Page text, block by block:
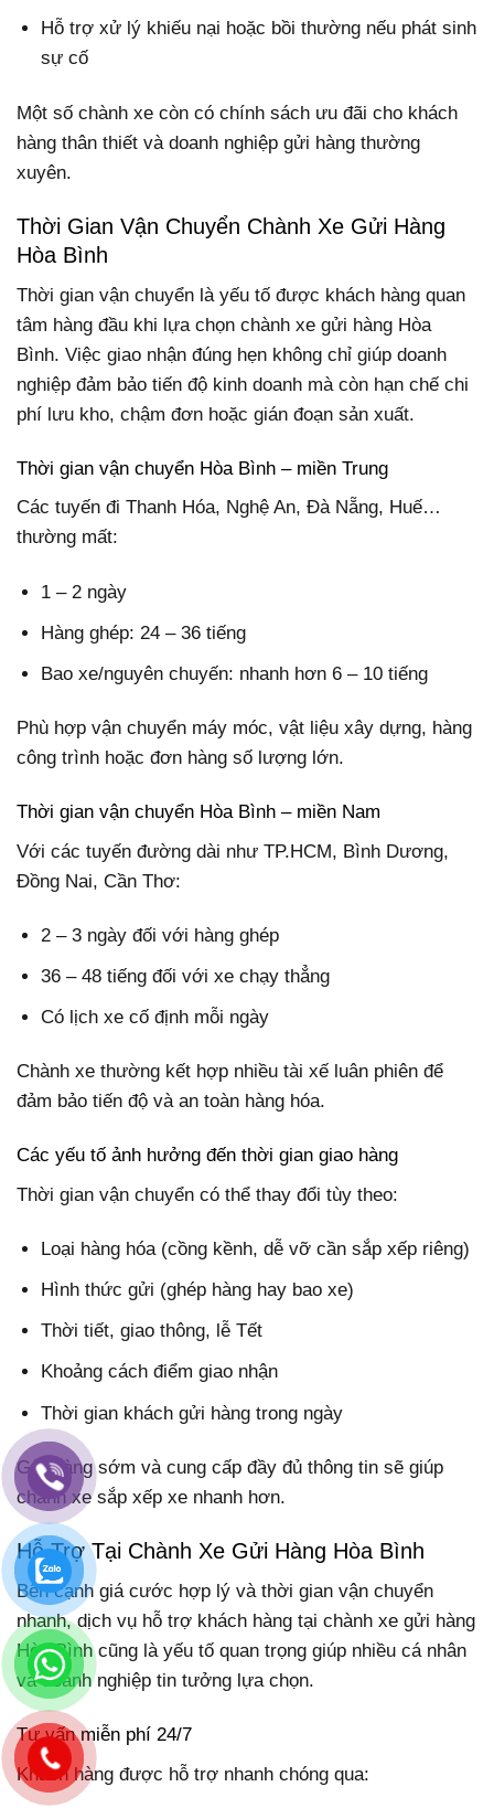
Hỗ trợ xử lý khiếu nại hoặc bồi thường nếu phát sinh
sự cố
Một số chành xe còn có chính sách ưu đãi cho khách
hàng thân thiết và doanh nghiệp gửi hàng thường
xuyên.
Thời Gian Vận Chuyển Chành Xe Gửi Hàng
Hòa Bình
Thời gian vận chuyển là yếu tố được khách hàng quan
tâm hàng đầu khi lựa chọn chành xe gửi hàng Hòa
Bình. Việc giao nhận đúng hẹn không chỉ giúp doanh
nghiệp đảm bảo tiến độ kinh doanh mà còn hạn chế chi
phí lưu kho, chậm đơn hoặc gián đoạn sản xuất.
Thời gian vận chuyển Hòa Bình – miền Trung
Các tuyến đi Thanh Hóa, Nghệ An, Đà Nẵng, Huế…
thường mất:
1 – 2 ngày
Hàng ghép: 24 – 36 tiếng
Bao xe/nguyên chuyến: nhanh hơn 6 – 10 tiếng
Phù hợp vận chuyển máy móc, vật liệu xây dựng, hàng
công trình hoặc đơn hàng số lượng lớn.
Thời gian vận chuyển Hòa Bình – miền Nam
Với các tuyến đường dài như TP.HCM, Bình Dương,
Đồng Nai, Cần Thơ:
2 – 3 ngày đối với hàng ghép
36 – 48 tiếng đối với xe chạy thẳng
Có lịch xe cố định mỗi ngày
Chành xe thường kết hợp nhiều tài xế luân phiên để
đảm bảo tiến độ và an toàn hàng hóa.
Các yếu tố ảnh hưởng đến thời gian giao hàng
Thời gian vận chuyển có thể thay đổi tùy theo:
Loại hàng hóa (cồng kềnh, dễ vỡ cần sắp xếp riêng)
Hình thức gửi (ghép hàng hay bao xe)
Thời tiết, giao thông, lễ Tết
Khoảng cách điểm giao nhận
Thời gian khách gửi hàng trong ngày
Gửi hàng sớm và cung cấp đầy đủ thông tin sẽ giúp
chành xe sắp xếp xe nhanh hơn.
Hỗ Trợ Tại Chành Xe Gửi Hàng Hòa Bình
Bên cạnh giá cước hợp lý và thời gian vận chuyển
nhanh, dịch vụ hỗ trợ khách hàng tại chành xe gửi hàng
Hòa Bình cũng là yếu tố quan trọng giúp nhiều cá nhân
và doanh nghiệp tin tưởng lựa chọn.
Tư vấn miễn phí 24/7
Khách hàng được hỗ trợ nhanh chóng qua: